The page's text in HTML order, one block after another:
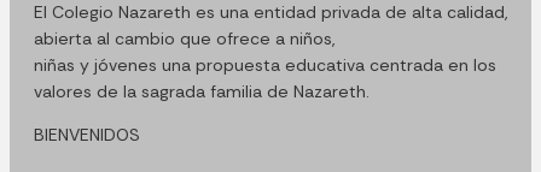
El Colegio Nazareth es una entidad privada de alta calidad,
abierta al cambio que ofrece a niños,
niñas y jóvenes una propuesta educativa centrada en los
valores de la sagrada familia de Nazareth.
BIENVENIDOS